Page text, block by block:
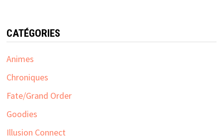
CATÉGORIES
Animes
Chroniques
Fate/Grand Order
Goodies
Illusion Connect